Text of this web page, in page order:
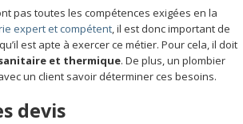
pas toutes les compétences exigées en la
expert et compétent , il est donc important de
est apte à exercer ce métier. Pour cela, il doit
et thermique. De plus, un plombier
un client savoir déterminer ces besoins.
devis